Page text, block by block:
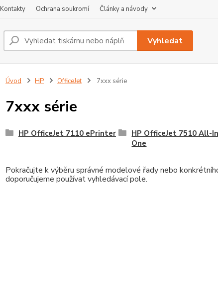
Kontakty Ochrana soukromí Články a návody
Vyhledat
Úvod HP OfficeJet 7xxx série
7xxx série
HP OfficeJet 7110 ePrinter
HP OfficeJet 7510 All-
One
Pokračujte k výběru správné modelové řady nebo
doporučujeme používat vyhledávací pole.